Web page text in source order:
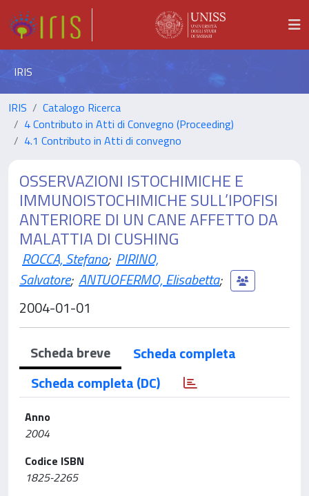
IRIS
IRIS
Catalogo Ricerca
4 Contributo in Atti di Convegno (Proceeding)
4.1 Contributo in Atti di convegno
OSSERVAZIONI ISTOCHIMICHE E
IMMUNOISTOCHIMICHE SULL’IPOFISI
ANTERIORE DI UN CANE AFFETTO DA
MALATTIA DI CUSHING
ROCCA, Stefano; PIRINO,
Salvatore; ANTUOFERMO, Elisabetta;
2004-01-01
Scheda breve
Scheda completa
Scheda completa (DC)
Anno
2004
Codice ISBN
1825-2265